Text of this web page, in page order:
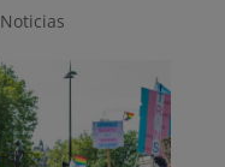
Noticias